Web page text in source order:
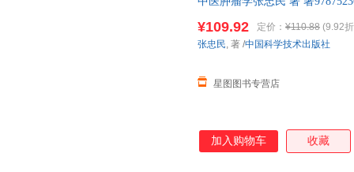
¥109.92 定价： ¥110.88 (9.92
星图图书专营店
张忠民, 著 /中国科学技术出版社
加入购物车 收藏